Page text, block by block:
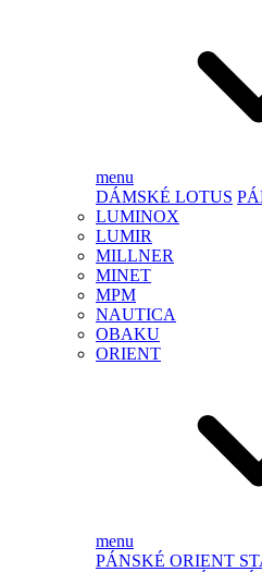
menu
DÁMSKÉ LOTUS
LUMINOX
LUMIR
MILLNER
MINET
MPM
NAUTICA
OBAKU
ORIENT
menu
PÁNSKÉ ORIENT